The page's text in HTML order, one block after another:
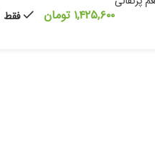
۱,۴۲۵,۶۰۰ تومان فقط 1 عدد در انبار موجود است